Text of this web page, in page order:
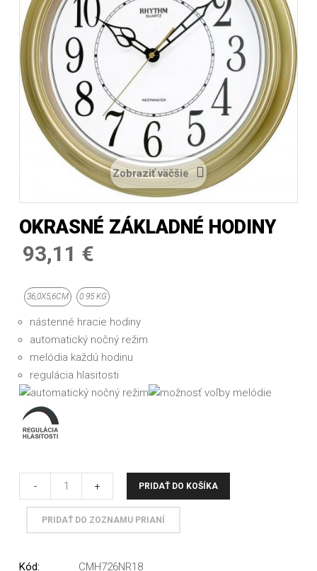
Zobraziť väčšie
OKRASNÉ ZÁKLADNÉ HODINY
93,11 €
36,0X5,6CM 0.95 KG
nástenné hracie hodiny
automatický nočný režim
melódia každú hodinu
regulácia hlasitosti
- + PRIDAŤ DO KOŠÍKA
PRIDAŤ DO ZOZNAMU PRIANÍ
Kód:
CMH726NR18